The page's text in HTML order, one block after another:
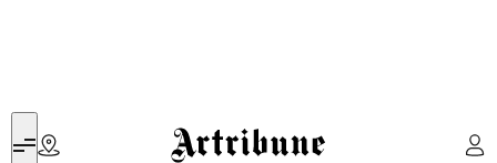
Artribune